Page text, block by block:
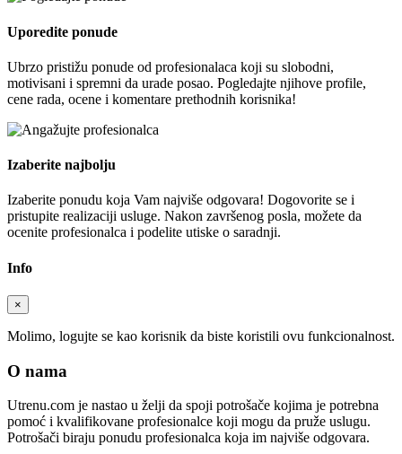
Uporedite ponude
Ubrzo pristižu ponude od profesionalaca koji su slobodni,
motivisani i spremni da urade posao. Pogledajte njihove profile,
cene rada, ocene i komentare prethodnih korisnika!
Izaberite najbolju
Izaberite ponudu koja Vam najviše odgovara! Dogovorite se i
pristupite realizaciji usluge. Nakon završenog posla, možete da
ocenite profesionalca i podelite utiske o saradnji.
Info
×
Molimo, logujte se kao korisnik da biste koristili ovu funkcionalnost.
O nama
Utrenu.com je nastao u želji da spoji potrošače kojima je potrebna
pomoć i kvalifikovane profesionalce koji mogu da pruže uslugu.
Potrošači biraju ponudu profesionalca koja im najviše odgovara.